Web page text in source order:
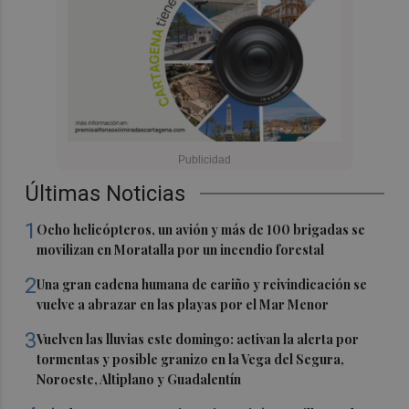
Últimas Noticias
1 Ocho helicópteros, un avión y más de 100 brigadas se
movilizan en Moratalla por un incendio forestal
2Una gran cadena humana de cariño y reivindicación se
vuelve a abrazar en las playas por el Mar Menor
3Vuelven las lluvias este domingo: activan la alerta por
tormentas y posible granizo en la Vega del Segura,
Noroeste, Altiplano y Guadalentín